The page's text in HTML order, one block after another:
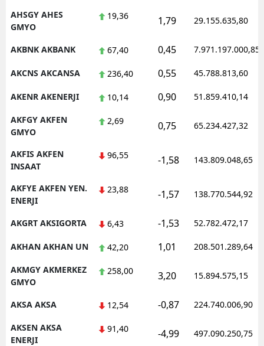
AHSGY AHES
GMYO
19,36 1,79 29.155.635,80
AKBNK AKBANK 67,40 0,45 7.971.197.000,85
AKCNS AKCANSA 236,40 0,55 45.788.813,60
AKENR AKENERJI 10,14 0,90 51.859.410,14
AKFGY AKFEN
GMYO
2,69 0,75 65.234.427,32
AKFIS AKFEN
INSAAT
96,55 -1,58 143.809.048,65
AKFYE AKFEN YEN.
ENERJI
23,88 -1,57 138.770.544,92
AKGRT AKSIGORTA 6,43 -1,53 52.782.472,17
AKHAN AKHAN UN 42,20 1,01 208.501.289,64
AKMGY AKMERKEZ
GMYO
258,00 3,20 15.894.575,15
AKSA AKSA 12,54 -0,87 224.740.006,90
AKSEN AKSA
ENERJI
91,40 -4,99 497.090.250,75